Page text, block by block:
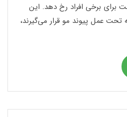
برخی افراد رخ دهد. این
تحت عمل پیوند مو قرار می‌گیرند،